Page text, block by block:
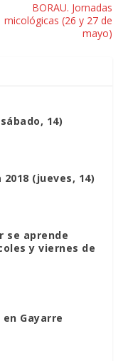
BORAU. Jornadas
micológicas (26 y 27 de
mayo)
14)
2018 (jueves, 14)
se aprende
y viernes de
Gayarre